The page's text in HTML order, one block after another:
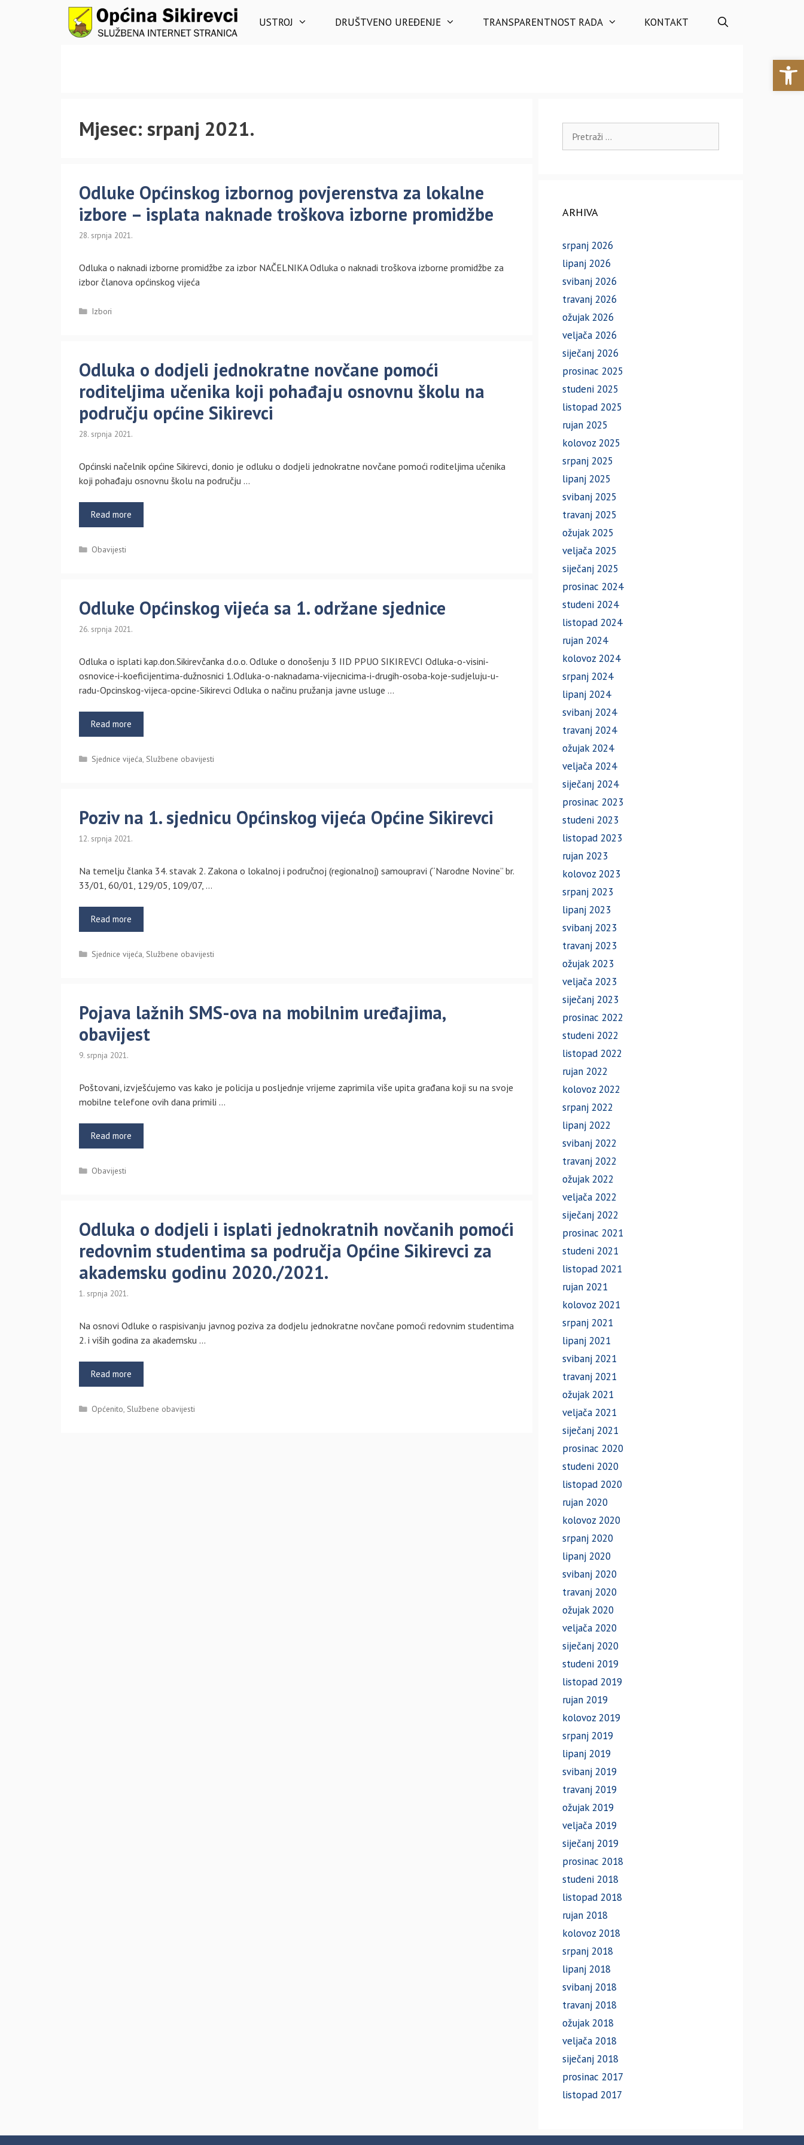
USTROJ DRUŠTVENO UREĐENJE TRANSPARENTNOST RADA KONTAKT
Mjesec: srpanj 2021.
Odluke Općinskog izbornog povjerenstva za lokalne
izbore – isplata naknade troškova izborne promidžbe
28. srpnja 2021.
Odluka o naknadi izborne promidžbe za izbor NAČELNIKA Odluka o naknadi troškova izborne promidžbe za
izbor članova općinskog vijeća
Kategorije
Izbori
Odluka o dodjeli jednokratne novčane pomoći
roditeljima učenika koji pohađaju osnovnu školu na
području općine Sikirevci
28. srpnja 2021.
Općinski načelnik općine Sikirevci, donio je odluku o dodjeli jednokratne novčane pomoći roditeljima učenika
koji pohađaju osnovnu školu na području …
Read more
Kategorije
Obavijesti
Odluke Općinskog vijeća sa 1. održane sjednice
26. srpnja 2021.
Odluka o isplati kap.don.Sikirevčanka d.o.o. Odluke o donošenju 3 IID PPUO SIKIREVCI Odluka-o-visini-
osnovice-i-koeficijentima-dužnosnici 1.Odluka-o-naknadama-vijecnicima-i-drugih-osoba-koje-sudjeluju-u-
radu-Opcinskog-vijeca-opcine-Sikirevci Odluka o načinu pružanja javne usluge …
Read more
Kategorije
Sjednice vijeća,Službene obavijesti
Poziv na 1. sjednicu Općinskog vijeća Općine Sikirevci
12. srpnja 2021.
Na temelju članka 34. stavak 2. Zakona o lokalnoj i područnoj (regionalnoj) samoupravi (“Narodne Novine” br.
33/01, 60/01, 129/05, 109/07, …
Read more
Kategorije
Sjednice vijeća,Službene obavijesti
Pojava lažnih SMS-ova na mobilnim uređajima,
obavijest
9. srpnja 2021.
Poštovani, izvješćujemo vas kako je policija u posljednje vrijeme zaprimila više upita građana koji su na svoje
mobilne telefone ovih dana primili …
Read more
Kategorije
Obavijesti
Odluka o dodjeli i isplati jednokratnih novčanih pomoći
redovnim studentima sa područja Općine Sikirevci za
akademsku godinu 2020./2021.
1. srpnja 2021.
Na osnovi Odluke o raspisivanju javnog poziva za dodjelu jednokratne novčane pomoći redovnim studentima
2. i viših godina za akademsku …
Read more
Kategorije
Općenito,Službene obavijesti
ARHIVA
srpanj 2026
lipanj 2026
svibanj 2026
travanj 2026
ožujak 2026
veljača 2026
siječanj 2026
prosinac 2025
studeni 2025
listopad 2025
rujan 2025
kolovoz 2025
srpanj 2025
lipanj 2025
svibanj 2025
travanj 2025
ožujak 2025
veljača 2025
siječanj 2025
prosinac 2024
studeni 2024
listopad 2024
rujan 2024
kolovoz 2024
srpanj 2024
lipanj 2024
svibanj 2024
travanj 2024
ožujak 2024
veljača 2024
siječanj 2024
prosinac 2023
studeni 2023
listopad 2023
rujan 2023
kolovoz 2023
srpanj 2023
lipanj 2023
svibanj 2023
travanj 2023
ožujak 2023
veljača 2023
siječanj 2023
prosinac 2022
studeni 2022
listopad 2022
rujan 2022
kolovoz 2022
srpanj 2022
lipanj 2022
svibanj 2022
travanj 2022
ožujak 2022
veljača 2022
siječanj 2022
prosinac 2021
studeni 2021
listopad 2021
rujan 2021
kolovoz 2021
srpanj 2021
lipanj 2021
svibanj 2021
travanj 2021
ožujak 2021
veljača 2021
siječanj 2021
prosinac 2020
studeni 2020
listopad 2020
rujan 2020
kolovoz 2020
srpanj 2020
lipanj 2020
svibanj 2020
travanj 2020
ožujak 2020
veljača 2020
siječanj 2020
studeni 2019
listopad 2019
rujan 2019
kolovoz 2019
srpanj 2019
lipanj 2019
svibanj 2019
travanj 2019
ožujak 2019
veljača 2019
siječanj 2019
prosinac 2018
studeni 2018
listopad 2018
rujan 2018
kolovoz 2018
srpanj 2018
lipanj 2018
svibanj 2018
travanj 2018
ožujak 2018
veljača 2018
siječanj 2018
prosinac 2017
listopad 2017